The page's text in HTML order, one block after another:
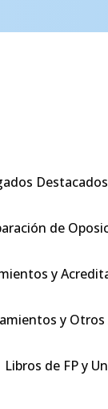
Destacados
de
y
y Otros
Libros de FP y